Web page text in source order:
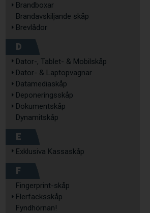
Brandboxar
Brandavskiljande skåp
Brevlådor
D
Dator-, Tablet- & Mobilskåp
Dator- & Laptopvagnar
Datamediaskåp
Deponeringsskåp
Dokumentskåp
Dynamitskåp
E
Exklusiva Kassaskåp
F
Fingerprint-skåp
Flerfacksskåp
Fyndhörnan!